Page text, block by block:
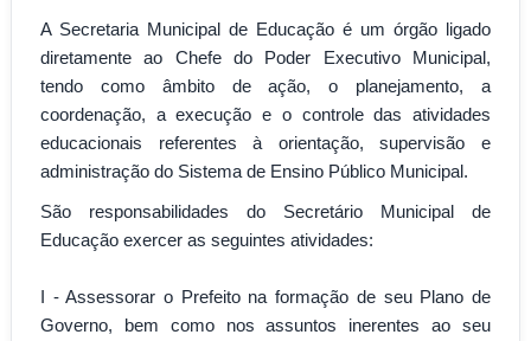
A Secretaria Municipal de Educação é um órgão ligado
diretamente ao Chefe do Poder Executivo Municipal,
tendo como âmbito de ação, o planejamento, a
coordenação, a execução e o controle das atividades
educacionais referentes à orientação, supervisão e
administração do Sistema de Ensino Público Municipal.
São responsabilidades do Secretário Municipal de
Educação exercer as seguintes atividades:
I - Assessorar o Prefeito na formação de seu Plano de
Governo, bem como nos assuntos inerentes ao seu